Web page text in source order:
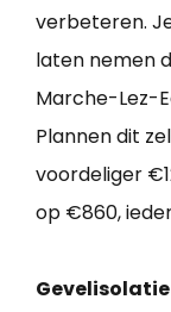
verbeteren.
laten nemen
Marche-Lez-
Plannen dit
voordeliger
op €860,
Gevelisolatie